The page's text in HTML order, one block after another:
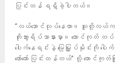
ပြင်းထန် ရရှိခဲ့ပါတယ်။
“လယ်ဘောင်လုပ်နေတာ။ သူတို့လယ်က တ
ဘိုးဘွားရိပ်သာနားမှာ။ တောင်ကုတ်
ပေါက်နေရင်းနဲ့ မြေမြှုပ်မိုင်းကို ပေ
တော်တော် ပြင်းထန်တယ်” လို့ တောင်